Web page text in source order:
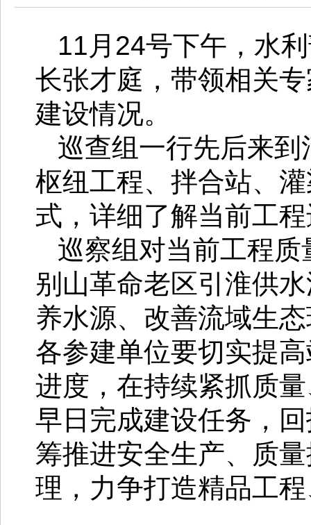
11月24号下午，水
长张才庭，带领相关
建设情况。
巡查组一行先后来
枢纽工程、拌合站、
式，详细了解当前工
巡察组对当前工程
别山革命老区引淮供
养水源、改善流域生
各参建单位要切实提
进度，在持续紧抓质
早日完成建设任务，
筹推进安全生产、质
理，力争打造精品工